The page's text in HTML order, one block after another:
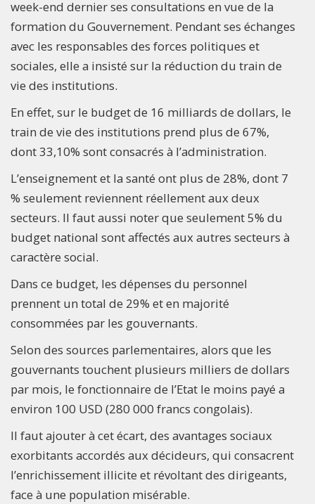
week-end dernier ses consultations en vue de la
formation du Gouvernement. Pendant ses échanges
avec les responsables des forces politiques et
sociales, elle a insisté sur la réduction du train de
vie des institutions.
En effet, sur le budget de 16 milliards de dollars, le
train de vie des institutions prend plus de 67%,
dont 33,10% sont consacrés à l’administration.
L’enseignement et la santé ont plus de 28%, dont 7
% seulement reviennent réellement aux deux
secteurs. Il faut aussi noter que seulement 5% du
budget national sont affectés aux autres secteurs à
caractère social.
Dans ce budget, les dépenses du personnel
prennent un total de 29% et en majorité
consommées par les gouvernants.
Selon des sources parlementaires, alors que les
gouvernants touchent plusieurs milliers de dollars
par mois, le fonctionnaire de l’Etat le moins payé a
environ 100 USD (280 000 francs congolais).
Il faut ajouter à cet écart, des avantages sociaux
exorbitants accordés aux décideurs, qui consacrent
l’enrichissement illicite et révoltant des dirigeants,
face à une population misérable.